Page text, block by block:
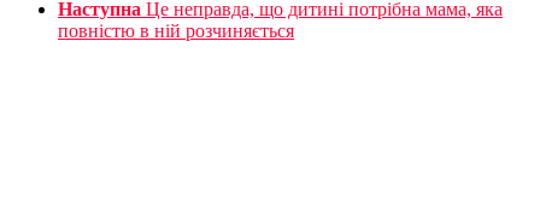
Наступна Це неправда, що дитині потрібна мама, яка
повністю в ній розчиняється